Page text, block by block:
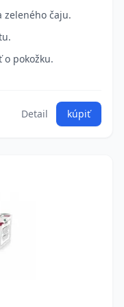
zeleného čaju.
pokožku.
Detail kúpiť